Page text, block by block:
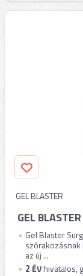
GEL BLASTER
GEL
Gel Blaster
szórakozásnak
az új ...
2 ÉVhivatalos,